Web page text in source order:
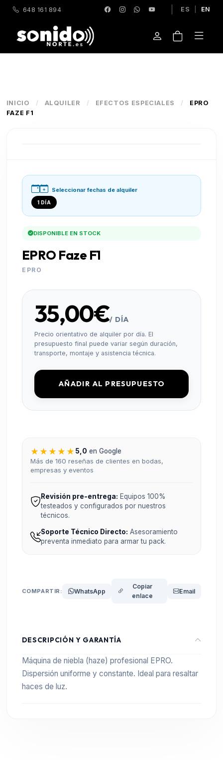
648 161 894 ES EN
INICIO / ALQUILER / EFECTOS ESPECIALES /
EPRO
FAZE F1
Seleccionar fechas de alquiler
1 DÍA
DISPONIBLE EN STOCK
EPRO Faze F1
EPRO
35,00€/ DÍA
Precio orientativo de alquiler por día. El
presupuesto final puede variar según duración,
transporte, montaje y asistencia técnica.
AÑADIR AL PRESUPUESTO
★★★★★ 5,0 en Google
Más de 160 reseñas de clientes en bodas,
empresas y eventos
Revisión pre-entrega: Equipos 100%
testeados y configurados por nuestros
técnicos.
Soporte Técnico Directo: Asesoramiento
preventa inmediato para armar tu pack.
COMPARTIR: WhatsApp
Copiar
enlace
Email
DESCRIPCIÓN Y GARANTÍA
Máquina de niebla (haze) profesional EPRO.
Dispersión uniforme y constante. Ideal para resaltar
haces de luz.